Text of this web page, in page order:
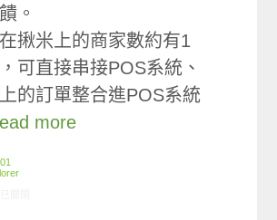
。
揪米上的商家數約有1
可直接串接POS系統、
的訂單整合進POS系統
more